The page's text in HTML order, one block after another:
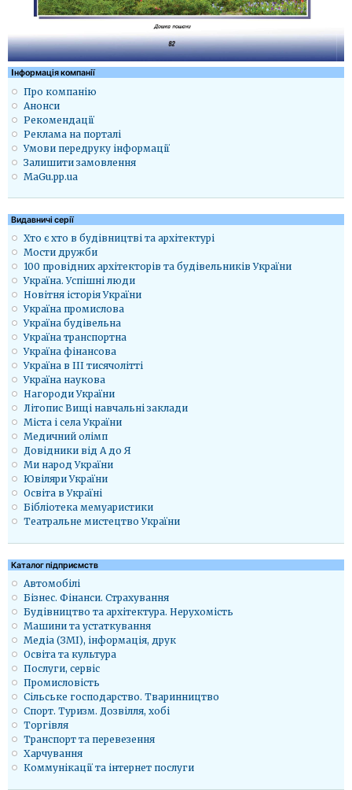
Iнформація компанії
Про компанію
Анонси
Рекомендації
Реклама на порталі
Умови передруку інформації
Залишити замовлення
MaGu.pp.ua
Видавничі серії
Хто є хто в будівництві та архітектурі
Мости дружби
100 провідних архітекторів та будівельників України
Україна. Успішні люди
Новітня історія України
Україна промислова
Україна будівельна
Україна транспортна
Україна фінансова
Україна в ІІІ тисячолітті
Україна наукова
Нагороди України
Літопис Вищі навчальні заклади
Міста і села України
Медичний олімп
Довідники від А до Я
Ми народ України
Ювіляри України
Освіта в Україні
Бібліотека мемуаристики
Театральне мистецтво України
Каталог підприємств
Автомобілі
Бізнес. Фінанси. Страхування
Будівництво та архітектура. Нерухомість
Машини та устаткування
Медіа (ЗМІ), інформація, друк
Освіта та культура
Послуги, сервіс
Промисловість
Сільське господарство. Тваринництво
Спорт. Туризм. Дозвілля, хобі
Торгівля
Транспорт та перевезення
Харчування
Коммунікації та інтернет послуги